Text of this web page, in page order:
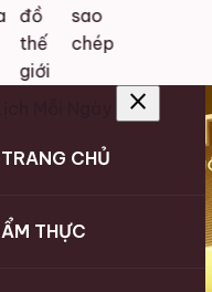
đồ
thế
giới
sao
chép
close
TRANG CHỦ
ẨM THỰC